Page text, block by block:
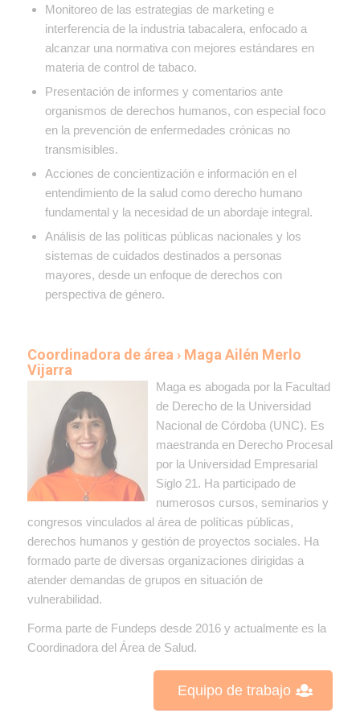
Monitoreo de las estrategias de marketing e
interferencia de la industria tabacalera, enfocado a
alcanzar una normativa con mejores estándares en
materia de control de tabaco.
Presentación de informes y comentarios ante
organismos de derechos humanos, con especial foco
en la prevención de enfermedades crónicas no
transmisibles.
Acciones de concientización e información en el
entendimiento de la salud como derecho humano
fundamental y la necesidad de un abordaje integral.
Análisis de las políticas públicas nacionales y los
sistemas de cuidados destinados a personas
mayores, desde un enfoque de derechos con
perspectiva de género.
Coordinadora de área › Maga Ailén Merlo
Vijarra
Maga es abogada por la Facultad
de Derecho de la Universidad
Nacional de Córdoba (UNC). Es
maestranda en Derecho Procesal
por la Universidad Empresarial
Siglo 21. Ha participado de
numerosos cursos, seminarios y
congresos vinculados al área de políticas públicas,
derechos humanos y gestión de proyectos sociales. Ha
formado parte de diversas organizaciones dirigidas a
atender demandas de grupos en situación de
vulnerabilidad.
Forma parte de Fundeps desde 2016 y actualmente es la
Coordinadora del Área de Salud.
Equipo de trabajo